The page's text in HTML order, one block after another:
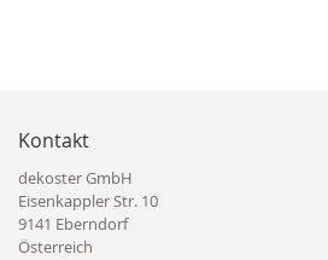
Kontakt
dekoster GmbH
Eisenkappler Str. 10
9141 Eberndorf
Österreich